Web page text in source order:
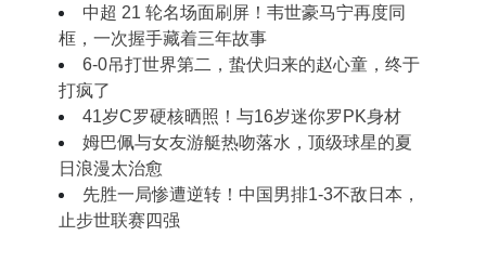
中超 21 轮名场面刷屏！韦世豪马宁再度同
框，一次握手藏着三年故事
6-0吊打世界第二，蛰伏归来的赵心童，终于
打疯了
41岁C罗硬核晒照！与16岁迷你罗PK身材
姆巴佩与女友游艇热吻落水，顶级球星的夏
日浪漫太治愈
先胜一局惨遭逆转！中国男排1-3不敌日本，
止步世联赛四强